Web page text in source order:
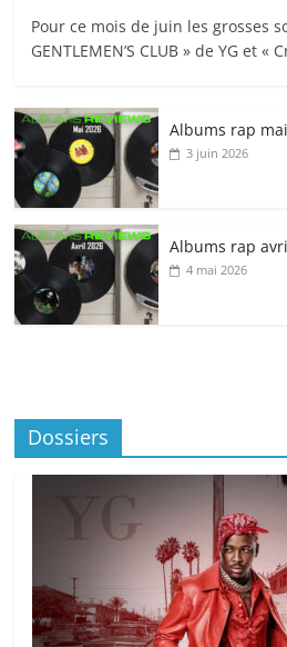
Pour ce mois de juin les grosses
GENTLEMEN’S CLUB » de YG et «
Albums rap
3 juin 2026
Albums rap
4 mai 2026
Dossiers